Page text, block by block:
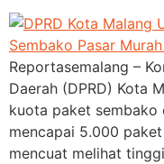
Reportasemalang –
Daerah (DPRD) Kota
kuota paket sembako
mencapai 5.000
mencuat melihat